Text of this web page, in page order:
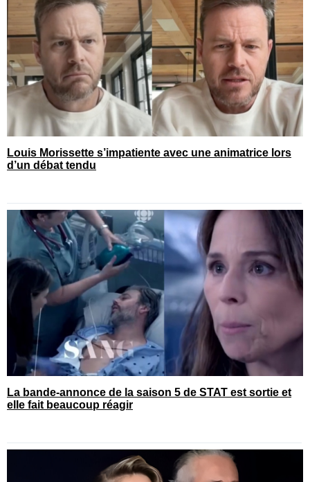
Louis Morissette s’impatiente avec une animatrice lors
d’un débat tendu
La bande-annonce de la saison 5 de STAT est sortie et
elle fait beaucoup réagir